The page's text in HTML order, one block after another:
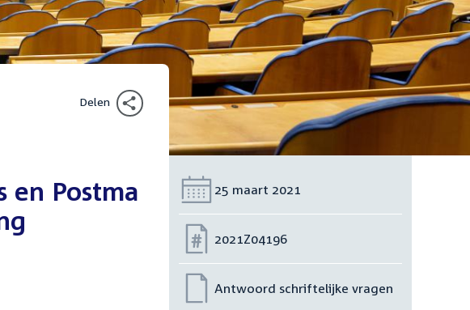
Delen
en Postma
Datum:
25 maart 2021
Nummer:
2021Z04196
Antwoord schriftelijke vragen